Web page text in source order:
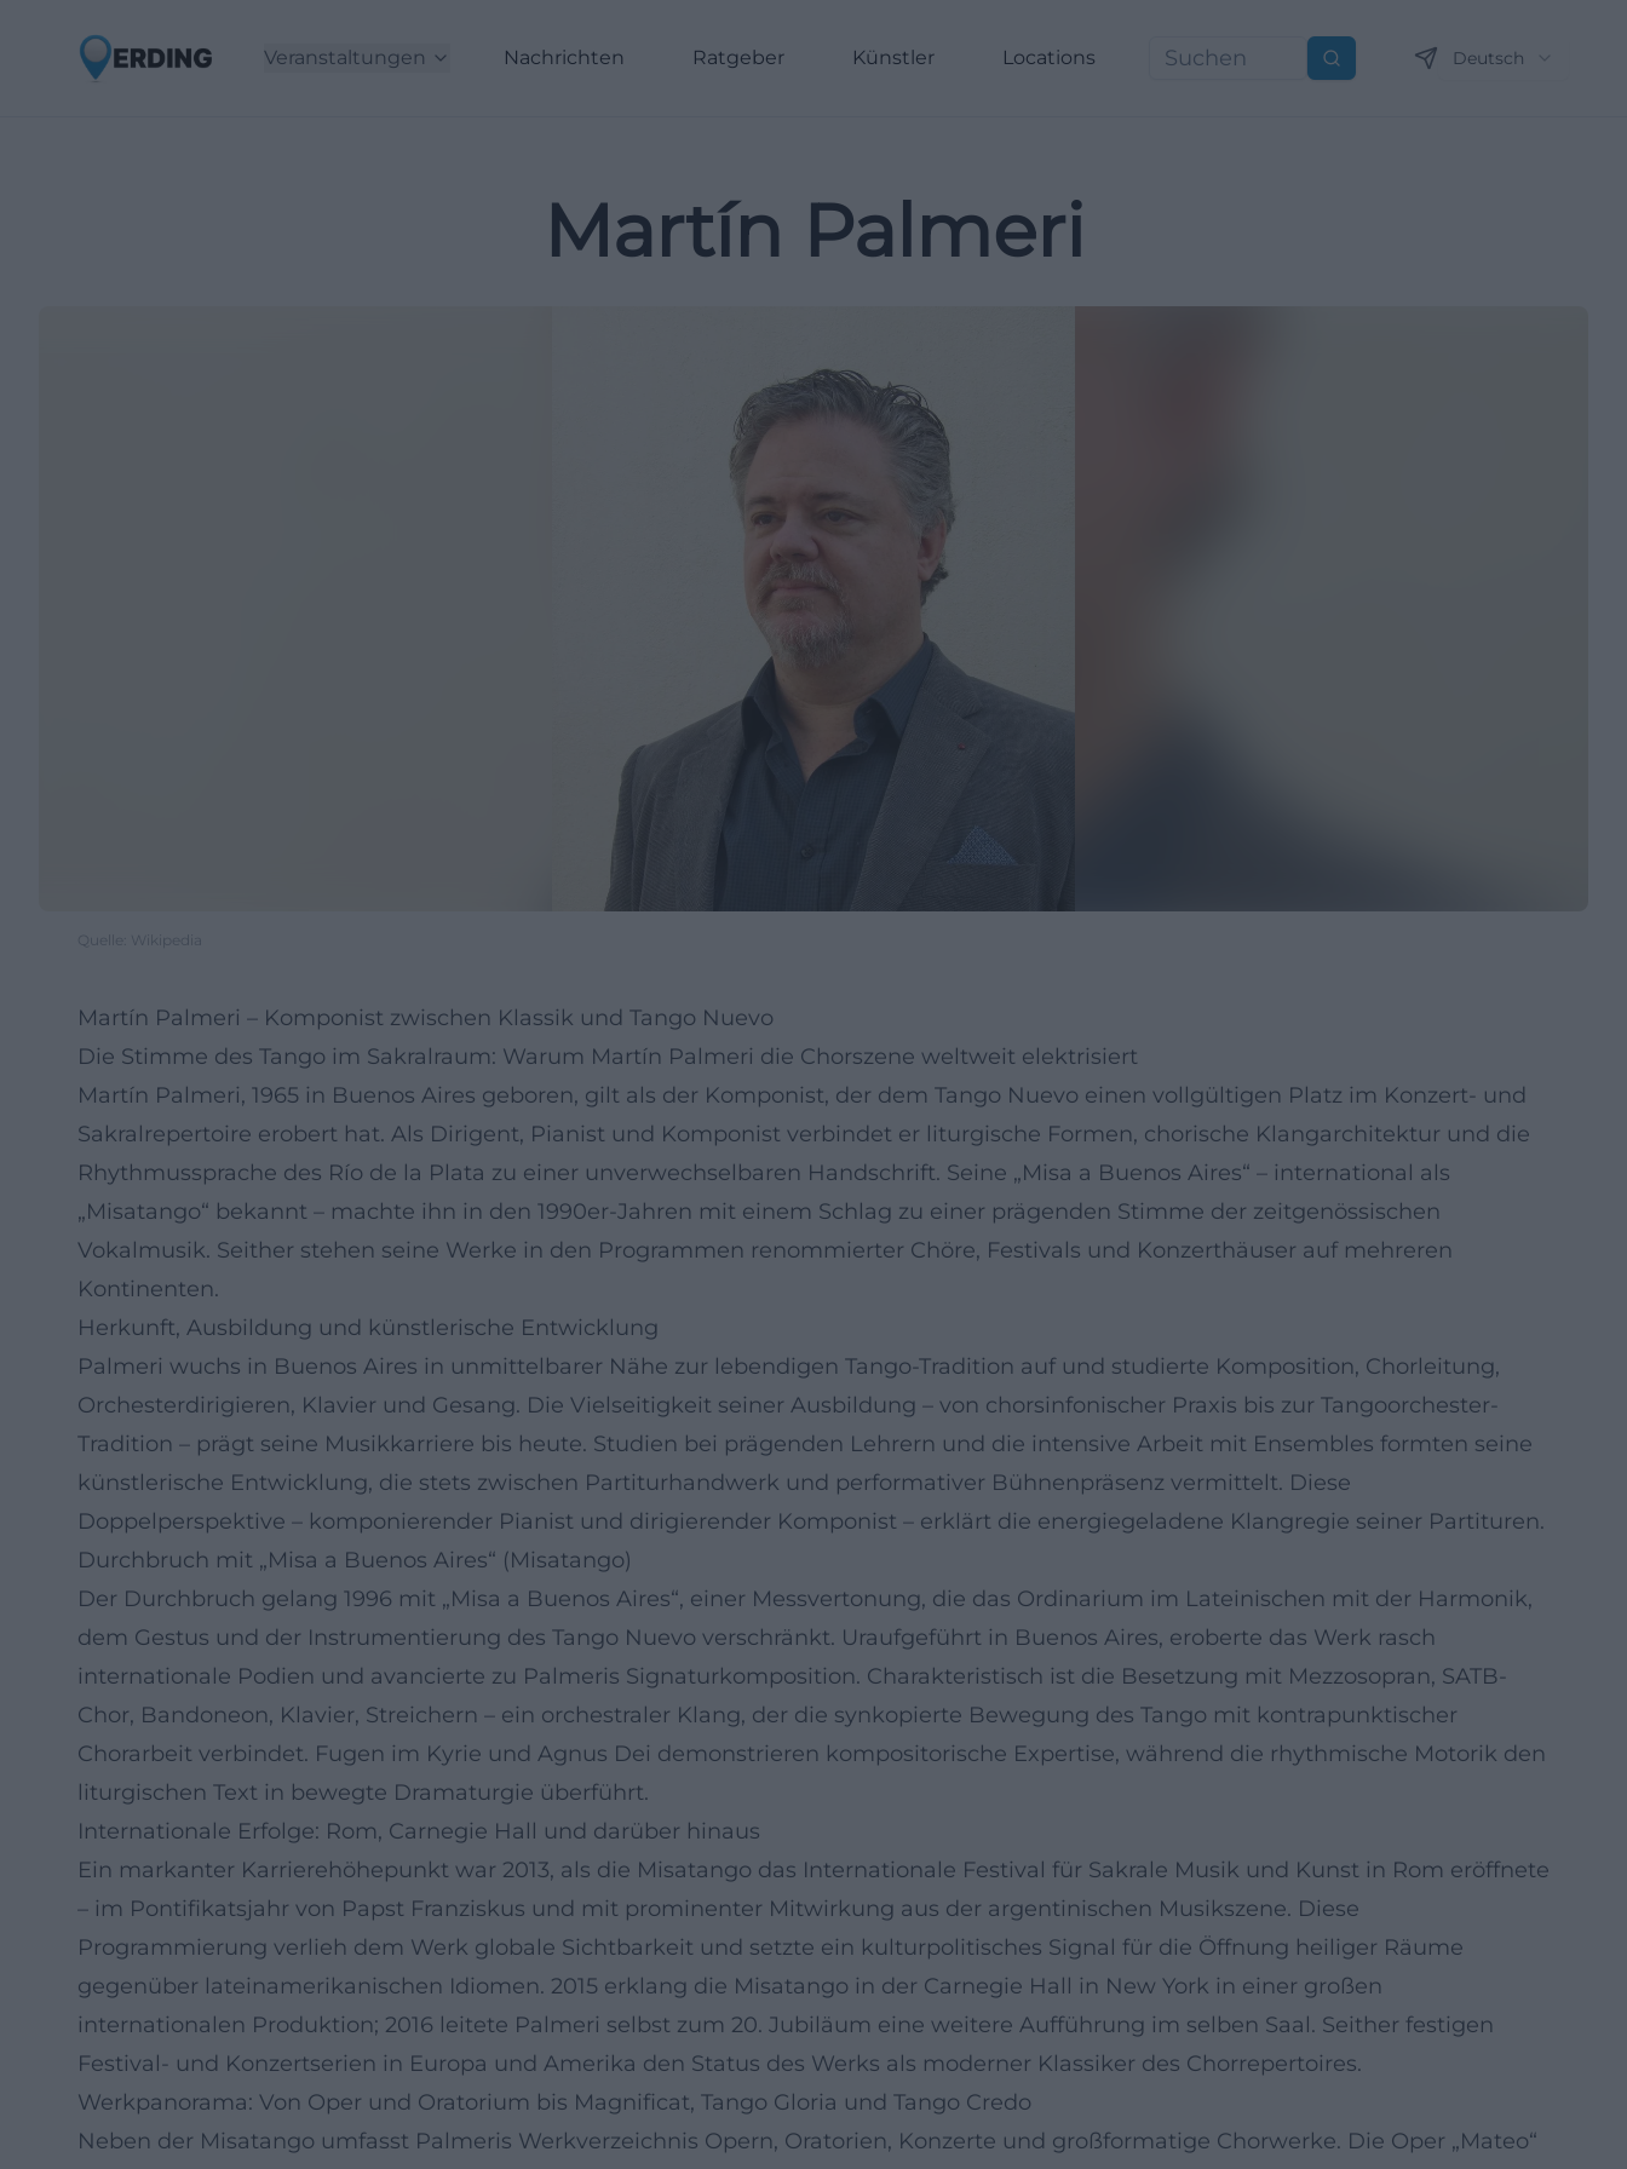
Veranstaltungen Nachrichten Ratgeber Künstler Locations Suchen Deutsch
Martín Palmeri
Quelle: Wikipedia
Martín Palmeri – Komponist zwischen Klassik und Tango Nuevo
Die Stimme des Tango im Sakralraum: Warum Martín Palmeri die Chorszene weltweit elektrisiert
Martín Palmeri, 1965 in Buenos Aires geboren, gilt als der Komponist, der dem Tango Nuevo einen vollgültigen Platz im Konzert- und
Sakralrepertoire erobert hat. Als Dirigent, Pianist und Komponist verbindet er liturgische Formen, chorische Klangarchitektur und die
Rhythmussprache des Río de la Plata zu einer unverwechselbaren Handschrift. Seine „Misa a Buenos Aires“ – international als
„Misatango“ bekannt – machte ihn in den 1990er-Jahren mit einem Schlag zu einer prägenden Stimme der zeitgenössischen
Vokalmusik. Seither stehen seine Werke in den Programmen renommierter Chöre, Festivals und Konzerthäuser auf mehreren
Kontinenten.
Herkunft, Ausbildung und künstlerische Entwicklung
Palmeri wuchs in Buenos Aires in unmittelbarer Nähe zur lebendigen Tango-Tradition auf und studierte Komposition, Chorleitung,
Orchesterdirigieren, Klavier und Gesang. Die Vielseitigkeit seiner Ausbildung – von chorsinfonischer Praxis bis zur Tangoorchester-
Tradition – prägt seine Musikkarriere bis heute. Studien bei prägenden Lehrern und die intensive Arbeit mit Ensembles formten seine
künstlerische Entwicklung, die stets zwischen Partiturhandwerk und performativer Bühnenpräsenz vermittelt. Diese
Doppelperspektive – komponierender Pianist und dirigierender Komponist – erklärt die energiegeladene Klangregie seiner Partituren.
Durchbruch mit „Misa a Buenos Aires“ (Misatango)
Der Durchbruch gelang 1996 mit „Misa a Buenos Aires“, einer Messvertonung, die das Ordinarium im Lateinischen mit der Harmonik,
dem Gestus und der Instrumentierung des Tango Nuevo verschränkt. Uraufgeführt in Buenos Aires, eroberte das Werk rasch
internationale Podien und avancierte zu Palmeris Signaturkomposition. Charakteristisch ist die Besetzung mit Mezzosopran, SATB-
Chor, Bandoneon, Klavier, Streichern – ein orchestraler Klang, der die synkopierte Bewegung des Tango mit kontrapunktischer
Chorarbeit verbindet. Fugen im Kyrie und Agnus Dei demonstrieren kompositorische Expertise, während die rhythmische Motorik den
liturgischen Text in bewegte Dramaturgie überführt.
Internationale Erfolge: Rom, Carnegie Hall und darüber hinaus
Ein markanter Karrierehöhepunkt war 2013, als die Misatango das Internationale Festival für Sakrale Musik und Kunst in Rom eröffnete
– im Pontifikatsjahr von Papst Franziskus und mit prominenter Mitwirkung aus der argentinischen Musikszene. Diese
Programmierung verlieh dem Werk globale Sichtbarkeit und setzte ein kulturpolitisches Signal für die Öffnung heiliger Räume
gegenüber lateinamerikanischen Idiomen. 2015 erklang die Misatango in der Carnegie Hall in New York in einer großen
internationalen Produktion; 2016 leitete Palmeri selbst zum 20. Jubiläum eine weitere Aufführung im selben Saal. Seither festigen
Festival- und Konzertserien in Europa und Amerika den Status des Werks als moderner Klassiker des Chorrepertoires.
Werkpanorama: Von Oper und Oratorium bis Magnificat, Tango Gloria und Tango Credo
Neben der Misatango umfasst Palmeris Werkverzeichnis Opern, Oratorien, Konzerte und großformatige Chorwerke. Die Oper „Mateo“